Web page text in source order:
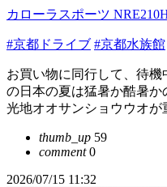
カローラスポーツ
#京都ドライブ #京都水族館
お買い物に同行して、待
の日本の夏は猛暑か酷暑
光地オオサンショウウオが
thumb_up 59
comment0
2026/07/15 11:32